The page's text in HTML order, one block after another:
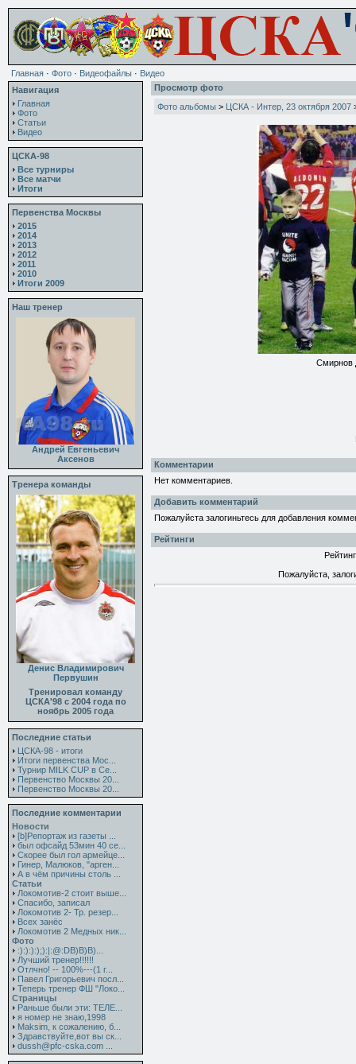
Главная · Фото · Видеофайлы · Видео
Навигация
Главная
Фото
Статьи
Видео
ЦСКА-98
Все турниры
Все матчи
Итоги
Первенства Москвы
2015
2014
2013
2012
2011
2010
Итоги 2009
Наш тренер
Андрей Евгеньевич
Аксенов
Тренера команды
Денис Владимирович
Первушин
Тренировал команду
ЦСКА'98 с 2004 года по
ноябрь 2005 года
Последние статьи
ЦСКА-98 - итоги
Итоги первенства Мос...
Турнир MILK CUP в Се...
Первенство Москвы 20...
Первенство Москвы 20...
Последние комментарии
Новости
[b]Репортаж из газеты ...
был офсайд 53мин 40 се...
Скорее был гол армейце...
Гинер, Малюков, "арген...
А в чём причины столь ...
Статьи
Локомотив-2 стоит выше...
Спасибо, записал
Локомотив 2- Тр. резер...
Всех занёс
Локомотив 2 Медных ник...
Фото
:):):):);):|:@:DB)B)B)...
Лучший тренер!!!!!!
Отлчно! -- 100%---(1 г...
Павел Григорьевич посл...
Теперь тренер ФШ "Локо...
Страницы
Раньше были эти: ТЕЛЕ...
я номер не знаю,1998
Maksim, к сожалению, б...
Здравствуйте,вот вы ск...
dussh@pfc-cska.com ...
Просмотр фото
Фото альбомы > ЦСКА - Интер, 23 октября 2007
Смирнов
Комментарии
Нет комментариев.
Добавить комментарий
Пожалуйста залогиньтесь для добавления
Рейтинги
Пожалуйста,